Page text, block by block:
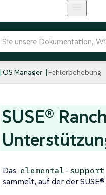
OS Manager Fehlerbehebung
SUSE®
Das elemental-support
sammelt, auf der der